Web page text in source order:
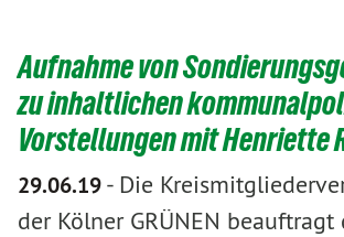
Aufnahme von
zu inhaltlichen
Vorstellungen mit Henriette
29.06.19- Die
der Kölner GRÜNEN beauftragt